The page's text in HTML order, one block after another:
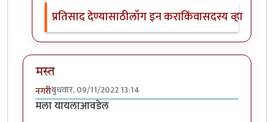
प्रतिसाद देण्यासाठीलॉग इन कराकिंवासदस्य व्हा
मस्त
नगरीबुधवार, 09/11/2022 13:14
मला यायलाआवडेल